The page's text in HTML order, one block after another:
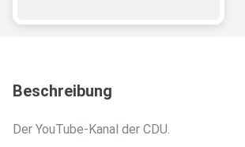
Beschreibung
Der YouTube-Kanal der CDU.